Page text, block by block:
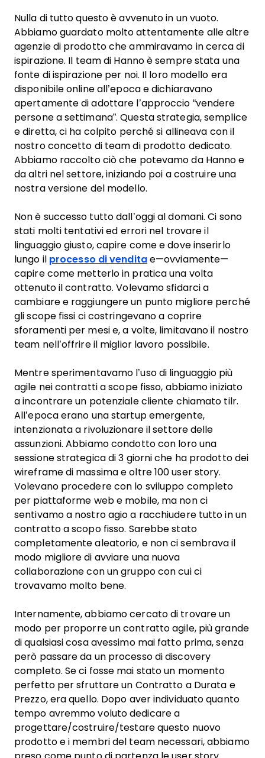
Nulla di tutto questo è avvenuto in un vuoto.
Abbiamo guardato molto attentamente alle altre
agenzie di prodotto che ammiravamo in cerca di
ispirazione. Il team di Hanno è sempre stata una
fonte di ispirazione per noi. Il loro modello era
disponibile online all’epoca e dichiaravano
apertamente di adottare l’approccio “vendere
persone a settimana”. Questa strategia, semplice
e diretta, ci ha colpito perché si allineava con il
nostro concetto di team di prodotto dedicato.
Abbiamo raccolto ciò che potevamo da Hanno e
da altri nel settore, iniziando poi a costruire una
nostra versione del modello.
Non è successo tutto dall’oggi al domani. Ci sono
stati molti tentativi ed errori nel trovare il
linguaggio giusto, capire come e dove inserirlo
lungo il processo di venditae—ovviamente—
capire come metterlo in pratica una volta
ottenuto il contratto. Volevamo sfidarci a
cambiare e raggiungere un punto migliore perché
gli scope fissi ci costringevano a coprire
sforamenti per mesi e, a volte, limitavano il nostro
team nell’offrire il miglior lavoro possibile.
Mentre sperimentavamo l’uso di linguaggio più
agile nei contratti a scope fisso, abbiamo iniziato
a incontrare un potenziale cliente chiamato tilr.
All’epoca erano una startup emergente,
intenzionata a rivoluzionare il settore delle
assunzioni. Abbiamo condotto con loro una
sessione strategica di 3 giorni che ha prodotto dei
wireframe di massima e oltre 100 user story.
Volevano procedere con lo sviluppo completo
per piattaforme web e mobile, ma non ci
sentivamo a nostro agio a racchiudere tutto in un
contratto a scopo fisso. Sarebbe stato
completamente aleatorio, e non ci sembrava il
modo migliore di avviare una nuova
collaborazione con un gruppo con cui ci
trovavamo molto bene.
Internamente, abbiamo cercato di trovare un
modo per proporre un contratto agile, più grande
di qualsiasi cosa avessimo mai fatto prima, senza
però passare da un processo di discovery
completo. Se ci fosse mai stato un momento
perfetto per sfruttare un Contratto a Durata e
Prezzo, era quello. Dopo aver individuato quanto
tempo avremmo voluto dedicare a
progettare/costruire/testare questo nuovo
prodotto e i membri del team necessari, abbiamo
preso come punto di partenza le user story.